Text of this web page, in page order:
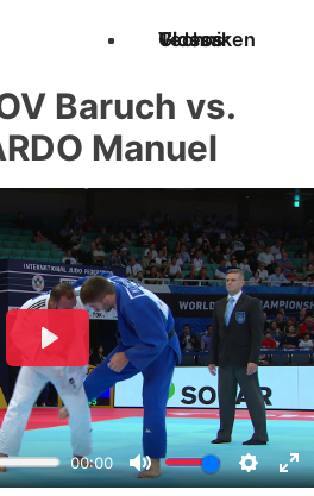
Techniken
Videos
Glossar
Baruch vs.
Manuel